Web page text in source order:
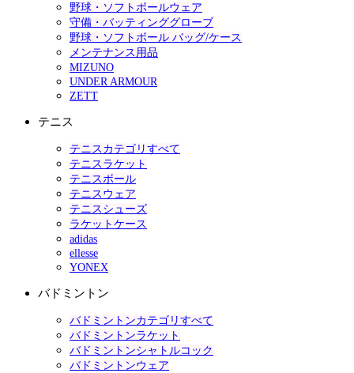
野球・ソフトボールウェア
守備・バッティンググローブ
野球・ソフトボール バッグ/ケース
メンテナンス用品
MIZUNO
UNDER ARMOUR
ZETT
テニス
テニスカテゴリすべて
テニスラケット
テニスボール
テニスウェア
テニスシューズ
ラケットケース
adidas
ellesse
YONEX
バドミントン
バドミントンカテゴリすべて
バドミントンラケット
バドミントンシャトルコック
バドミントンウェア